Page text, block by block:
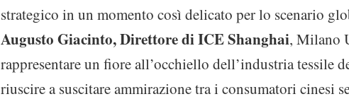
strategico in un momento così delicato per lo scenario
Augusto Giacinto, Direttore di ICE Shanghai, Milano
rappresentare un fiore all’occhiello dell’industria tessile
riuscire a suscitare ammirazione tra i consumatori cinesi